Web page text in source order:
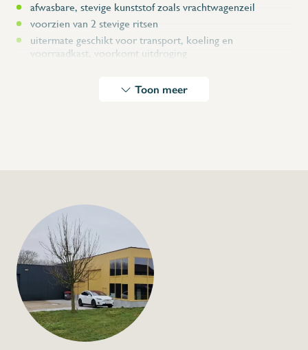
afwasbare, stevige kunststof zoals vrachtwagenzeil
voorzien van 2 stevige ritsen
uitermate geschikt voor transport, koeling en
voorraadkast, voorkomt uitdroging
conform HACCP-normen met attest
Toon meer